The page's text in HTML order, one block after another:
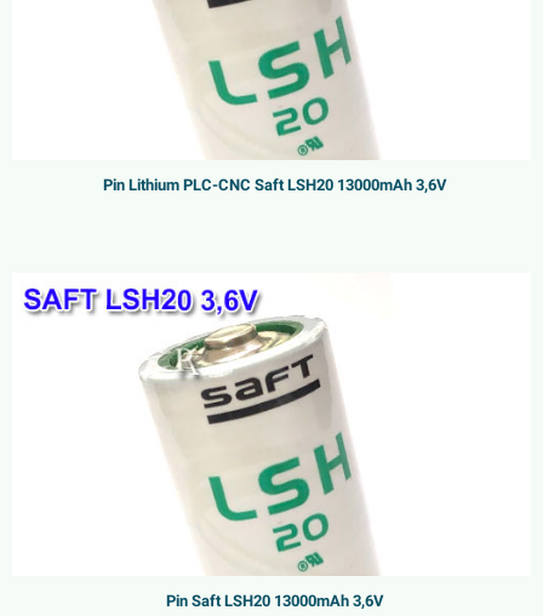
Pin Lithium PLC-CNC Saft LSH20 13000mAh 3,6V
Pin Saft LSH20 13000mAh 3,6V